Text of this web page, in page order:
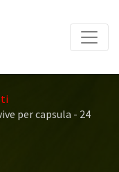
per capsula - 24